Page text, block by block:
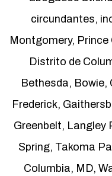
circundantes,
Montgomery, Prince
Distrito de
Bethesda, Bowie,
Frederick,
Greenbelt, Langley
Spring, Takoma
Columbia, MD,